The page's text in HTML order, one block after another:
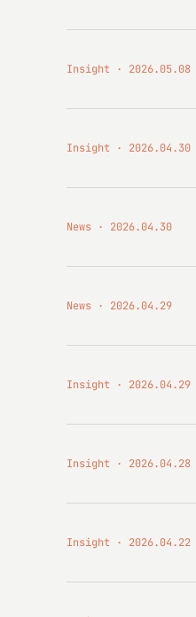
Insight 2026.05.08
Insight 2026.04.30
News 2026.04.30
News 2026.04.29
Insight 2026.04.29
Insight 2026.04.28
Insight 2026.04.22